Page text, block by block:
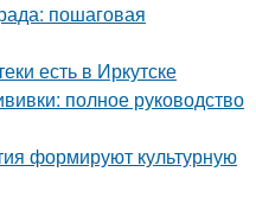
пошаговая
есть в Иркутске
полное руководство
формируют культурную